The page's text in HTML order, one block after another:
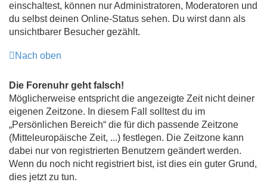
einschaltest, können nur Administratoren, Moderatoren und
du selbst deinen Online-Status sehen. Du wirst dann als
unsichtbarer Besucher gezählt.
Nach oben
Die Forenuhr geht falsch!
Möglicherweise entspricht die angezeigte Zeit nicht deiner
eigenen Zeitzone. In diesem Fall solltest du im
„Persönlichen Bereich“ die für dich passende Zeitzone
(Mitteleuropäische Zeit, ...) festlegen. Die Zeitzone kann
dabei nur von registrierten Benutzern geändert werden.
Wenn du noch nicht registriert bist, ist dies ein guter Grund,
dies jetzt zu tun.